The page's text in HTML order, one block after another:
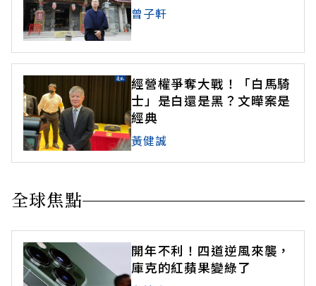
曾子軒
經營權爭奪大戰！「白馬騎
士」是白還是黑？文曄案是
經典
黃健誠
全球焦點
開年不利！四道逆風來襲，
庫克的紅蘋果變綠了